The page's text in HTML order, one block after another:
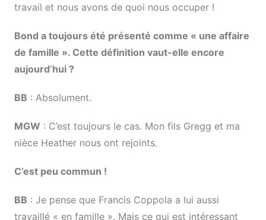
travail et nous avons de quoi nous occuper !
Bond a toujours été présenté comme « une affaire
de famille ». Cette définition vaut-elle encore
aujourd’hui ?
BB : Absolument.
MGW : C’est toujours le cas. Mon fils Gregg et ma
nièce Heather nous ont rejoints.
C’est peu commun !
BB : Je pense que Francis Coppola a lui aussi
travaillé « en famille ». Mais ce qui est intéressant